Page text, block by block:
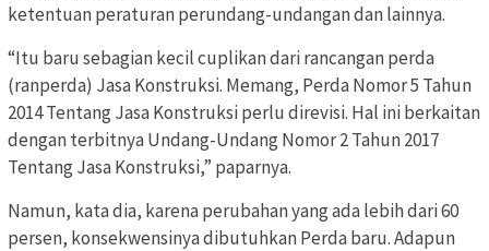
ketentuan peraturan perundang-undangan dan lainnya.
“Itu baru sebagian kecil cuplikan dari rancangan perda
(ranperda) Jasa Konstruksi. Memang, Perda Nomor 5 Tahun
2014 Tentang Jasa Konstruksi perlu direvisi. Hal ini berkaitan
dengan terbitnya Undang-Undang Nomor 2 Tahun 2017
Tentang Jasa Konstruksi,” paparnya.
Namun, kata dia, karena perubahan yang ada lebih dari 60
persen, konsekwensinya dibutuhkan Perda baru. Adapun